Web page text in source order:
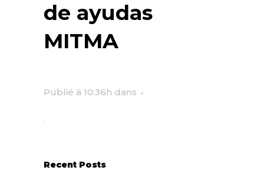
de ayudas
MITMA
Publié à 10:36h dans
Recent Posts